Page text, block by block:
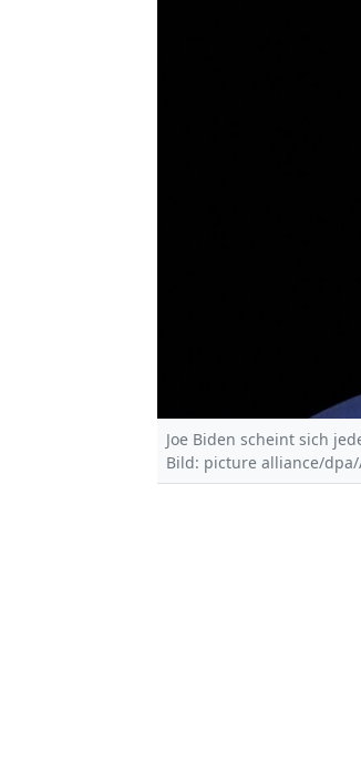
Joe Biden scheint sich
Bild: picture alliance/